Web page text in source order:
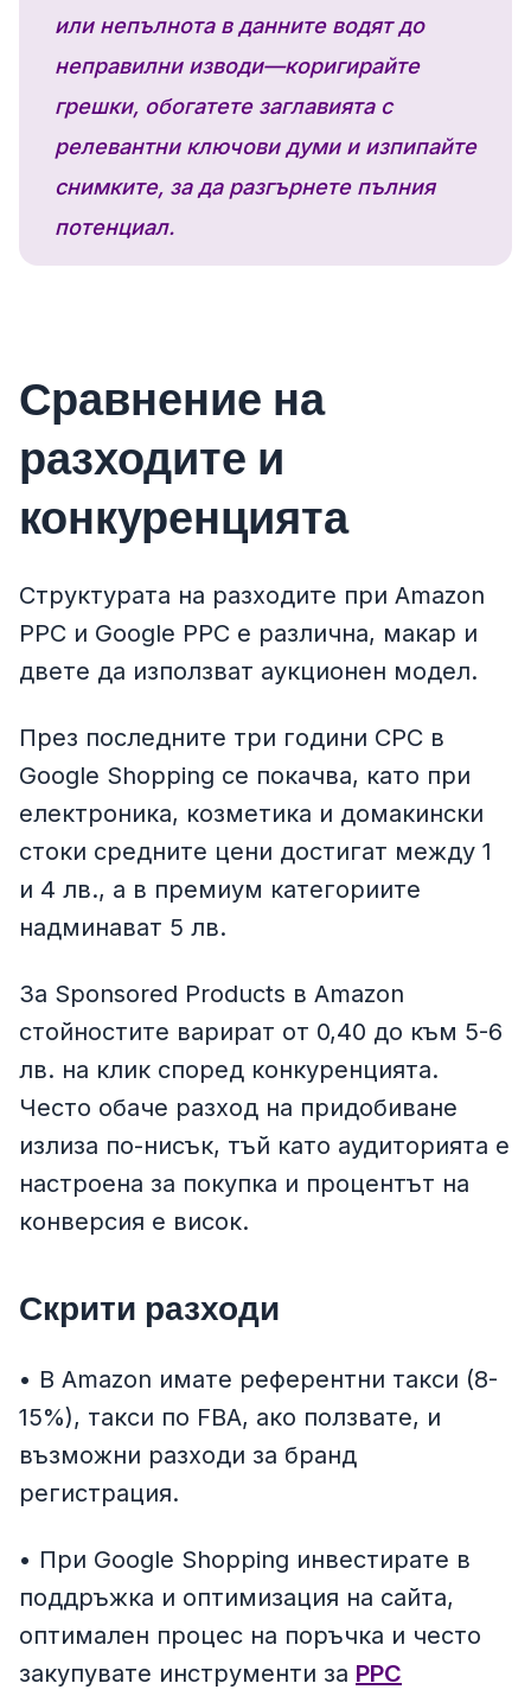
или непълнота в данните водят до
неправилни изводи—коригирайте
грешки, обогатете заглавията с
релевантни ключови думи и изпипайте
снимките, за да разгърнете пълния
потенциал.
Сравнение на
разходите и
конкуренцията
Структурата на разходите при Amazon
PPC и Google PPC е различна, макар и
двете да използват аукционен модел.
През последните три години CPC в
Google Shopping се покачва, като при
електроника, козметика и домакински
стоки средните цени достигат между 1
и 4 лв., а в премиум категориите
надминават 5 лв.
За Sponsored Products в Amazon
стойностите варират от 0,40 до към 5-6
лв. на клик според конкуренцията.
Често обаче разход на придобиване
излиза по-нисък, тъй като аудиторията е
настроена за покупка и процентът на
конверсия е висок.
Скрити разходи
• В Amazon имате референтни такси (8-
15%), такси по FBA, ако ползвате, и
възможни разходи за бранд
регистрация.
• При Google Shopping инвестирате в
поддръжка и оптимизация на сайта,
оптимален процес на поръчка и често
закупувате инструменти за PPC